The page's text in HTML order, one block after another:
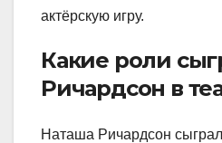
актёрскую игру.
Какие роли
Ричардсон в
Наташа Ричардсон